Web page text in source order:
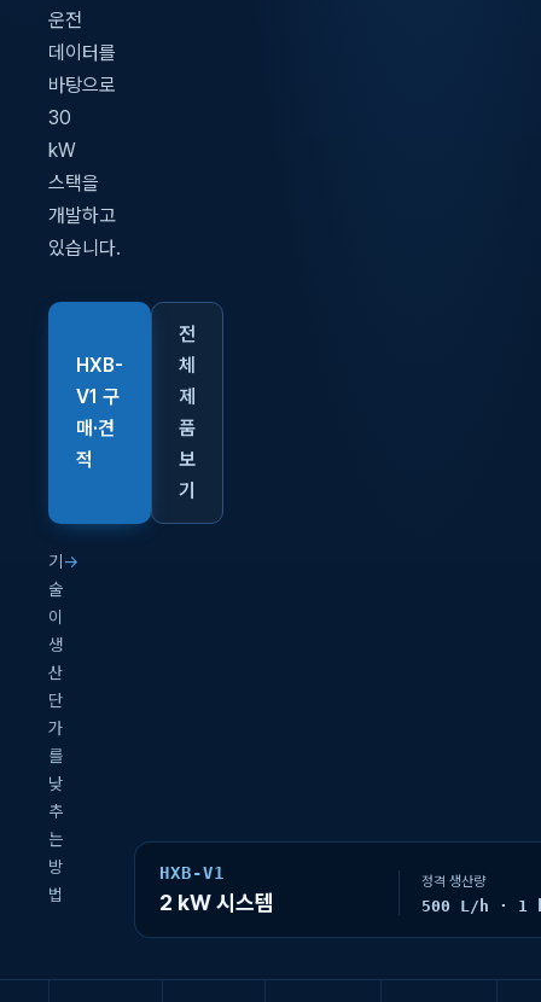
운전
데이터를
바탕으로
30
kW
스택을
개발하고
있습니다.
HXB-
V1 구
매·견
적
전
체
제
품
보
기
기
술
이
생
산
단
가
를
낮
추
는
방
법
→
HXB-V1
2 kW 시스템
정격 생산량
500 L/h · 1